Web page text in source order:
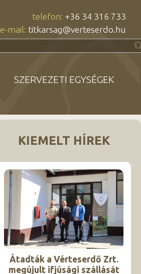
telefon: +36 34 316 733
e-mail: titkarsag@verteserdo.hu
SZERVEZETI EGYSÉGEK
KIEMELT HÍREK
Átadták a Vérteserdő Zrt.
megújult ifjúsági szállását